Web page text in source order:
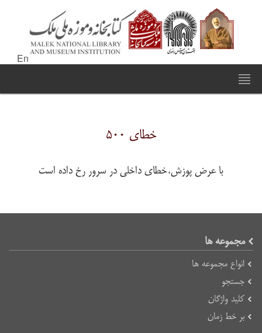
En
خطای ۵۰۰
با عرض پوزش،خطای داخلی در سرور رخ داده است
مجموعه ها
انواع مجموعه ها
جستجو
کلید واژگان
بر خط زمان